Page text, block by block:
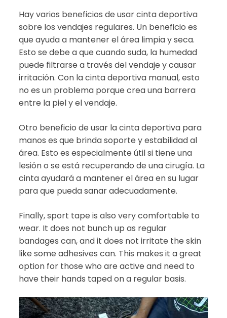
Hay varios beneficios de usar cinta deportiva
sobre los vendajes regulares. Un beneficio es
que ayuda a mantener el área limpia y seca.
Esto se debe a que cuando suda, la humedad
puede filtrarse a través del vendaje y causar
irritación. Con la cinta deportiva manual, esto
no es un problema porque crea una barrera
entre la piel y el vendaje.
Otro beneficio de usar la cinta deportiva para
manos es que brinda soporte y estabilidad al
área. Esto es especialmente útil si tiene una
lesión o se está recuperando de una cirugía. La
cinta ayudará a mantener el área en su lugar
para que pueda sanar adecuadamente.
Finally, sport tape is also very comfortable to
wear. It does not bunch up as regular
bandages can, and it does not irritate the skin
like some adhesives can. This makes it a great
option for those who are active and need to
have their hands taped on a regular basis.